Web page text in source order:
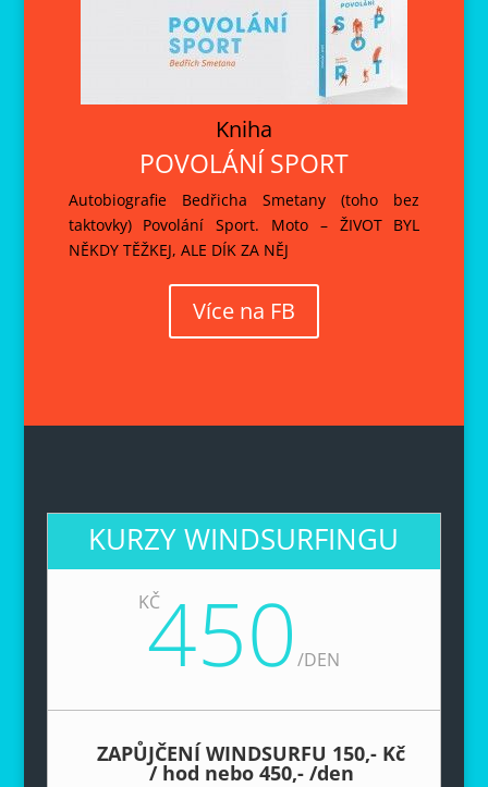
Kniha
POVOLÁNÍ SPORT
Autobiografie Bedřicha Smetany (toho bez
taktovky) Povolání Sport. Moto – ŽIVOT BYL
NĚKDY TĚŽKEJ, ALE DÍK ZA NĚJ
Více na FB
KURZY WINDSURFINGU
KČ
450/DEN
ZAPŮJČENÍ WINDSURFU 150,- Kč
/ hod nebo 450,- /den